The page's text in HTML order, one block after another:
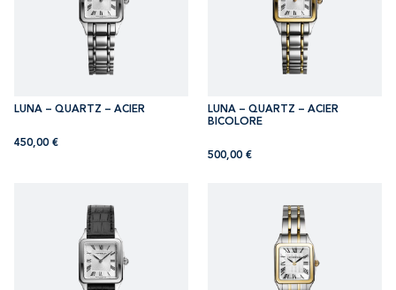
LUNA – QUARTZ – ACIER
450,00 €
LUNA – QUARTZ – ACIER
BICOLORE
500,00 €